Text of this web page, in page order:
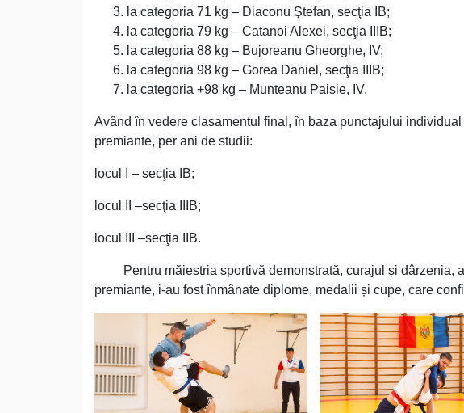
la categoria 71 kg – Diaconu Ştefan, secţia IB;
la categoria 79 kg – Catanoi Alexei, secţia IIIB;
la categoria 88 kg – Bujoreanu Gheorghe, IV;
la categoria 98 kg – Gorea Daniel, secţia IIIB;
la categoria +98 kg – Munteanu Paisie, IV.
Având în vedere clasamentul final, în baza punctajului
premiante, per ani de studii:
locul I – secţia IB;
locul II –secţia IIIB;
locul III –secţia IIB.
Pentru măiestria sportivă demonstrată, curajul și dârzenia,
premiante, i-au fost înmânate diplome, medalii și cupe, care